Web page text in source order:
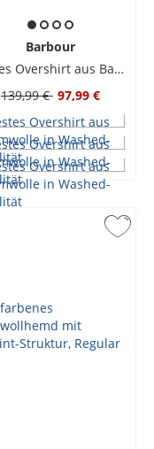
Barbour
Festes Overshirt aus Baumwolle in Washed-Qualität
139,99 € 97,99 €